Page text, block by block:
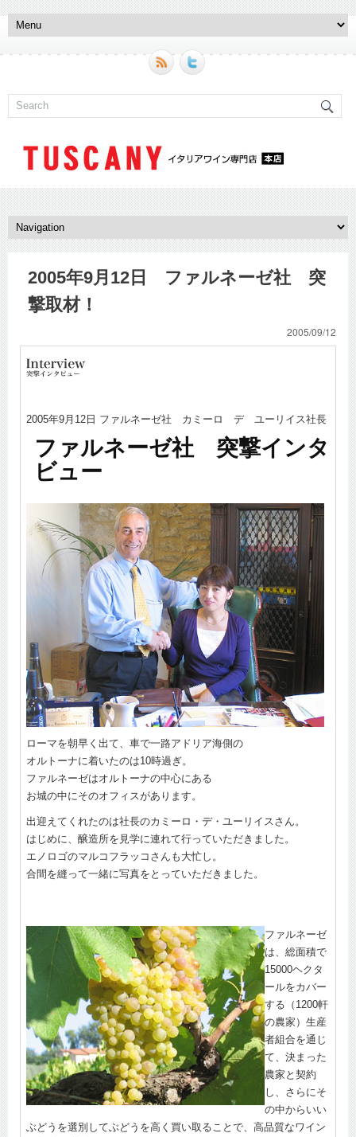
2005年9月12日 ファルネーゼ社 突
撃取材！
2005/09/12
2005年9月12日 ファルネーゼ社 カミーロ デ ユーリイス社長
ファルネーゼ社 突撃インタ
ビュー
ローマを朝早く出て、車で一路アドリア海側の
オルトーナに着いたのは10時過ぎ。
ファルネーゼはオルトーナの中心にある
お城の中にそのオフィスがあります。
出迎えてくれたのは社長のカミーロ・デ・ユーリイスさん。
はじめに、醸造所を見学に連れて行っていただきました。
エノロゴのマルコフラッコさんも大忙し。
合間を縫って一緒に写真をとっていただきました。
ファルネーゼ
は、総面積で
15000ヘクタ
ールをカバー
する（1200軒
の農家）生産
者組合を通じ
て、決まった
農家と契約
し、さらにそ
の中からいい
ぶどうを選別してぶどうを高く買い取ることで、高品質なワイン